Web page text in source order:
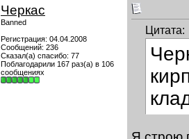
Черкас
Banned
Регистрация: 04.04.2008
Сообщений: 236
Сказал(а) спасибо: 77
Поблагодарили 167 раз(а) в 106
сообщениях
Цитата: